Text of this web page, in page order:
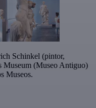
Schinkel (pintor,
Museum (Museo Antiguo)
Museos.